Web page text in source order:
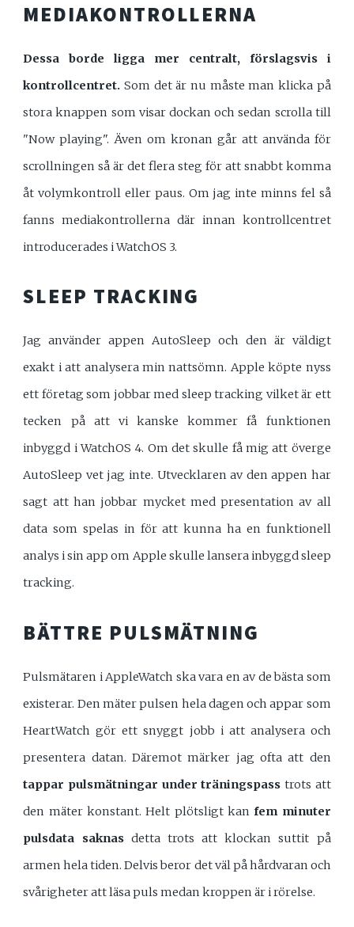
MEDIAKONTROLLERNA
Dessa borde ligga mer centralt, förslagsvis i
kontrollcentret. Som det är nu måste man klicka på
stora knappen som visar dockan och sedan scrolla till
"Now playing". Även om kronan går att använda för
scrollningen så är det flera steg för att snabbt komma
åt volymkontroll eller paus. Om jag inte minns fel så
fanns mediakontrollerna där innan kontrollcentret
introducerades i WatchOS 3.
SLEEP TRACKING
Jag använder appen AutoSleep och den är väldigt
exakt i att analysera min nattsömn. Apple köpte nyss
ett företag som jobbar med sleep tracking vilket är ett
tecken på att vi kanske kommer få funktionen
inbyggd i WatchOS 4. Om det skulle få mig att överge
AutoSleep vet jag inte. Utvecklaren av den appen har
sagt att han jobbar mycket med presentation av all
data som spelas in för att kunna ha en funktionell
analys i sin app om Apple skulle lansera inbyggd sleep
tracking.
BÄTTRE PULSMÄTNING
Pulsmätaren i AppleWatch ska vara en av de bästa som
existerar. Den mäter pulsen hela dagen och appar som
HeartWatch gör ett snyggt jobb i att analysera och
presentera datan. Däremot märker jag ofta att den
tappar pulsmätningar under träningspass trots att
den mäter konstant. Helt plötsligt kanfem minuter
pulsdata saknasdetta trots att klockan suttit på
armen hela tiden. Delvis beror det väl på hårdvaran och
svårigheter att läsa puls medan kroppen är i rörelse.